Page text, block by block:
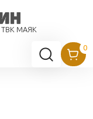
ТВК МАЯК